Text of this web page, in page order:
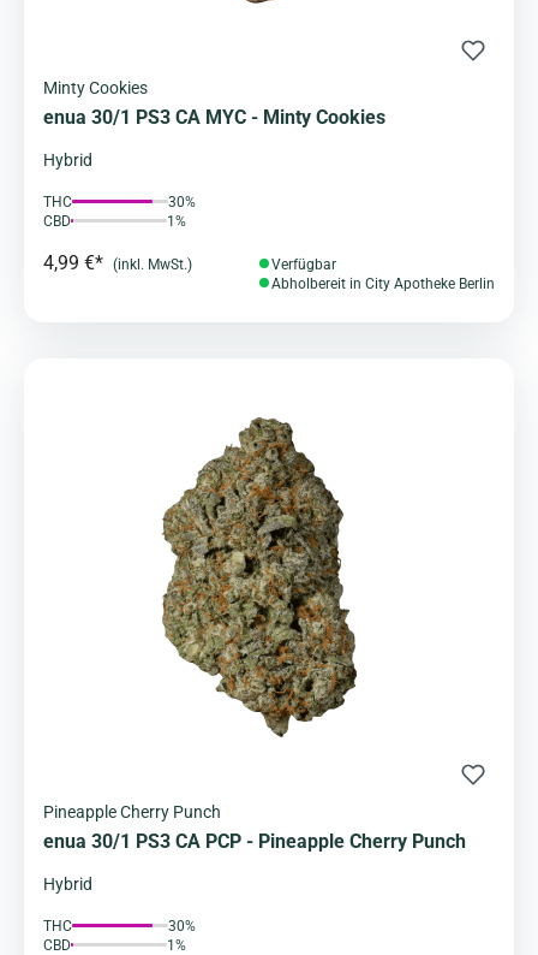
Minty Cookies
enua 30/1 PS3 CA MYC - Minty Cookies
Hybrid
THC
30%
CBD
1%
4,99 €* (inkl. MwSt.)
Verfügbar
Abholbereit in City Apotheke Berlin
Pineapple Cherry Punch
enua 30/1 PS3 CA PCP - Pineapple Cherry Punch
Hybrid
THC
30%
CBD
1%